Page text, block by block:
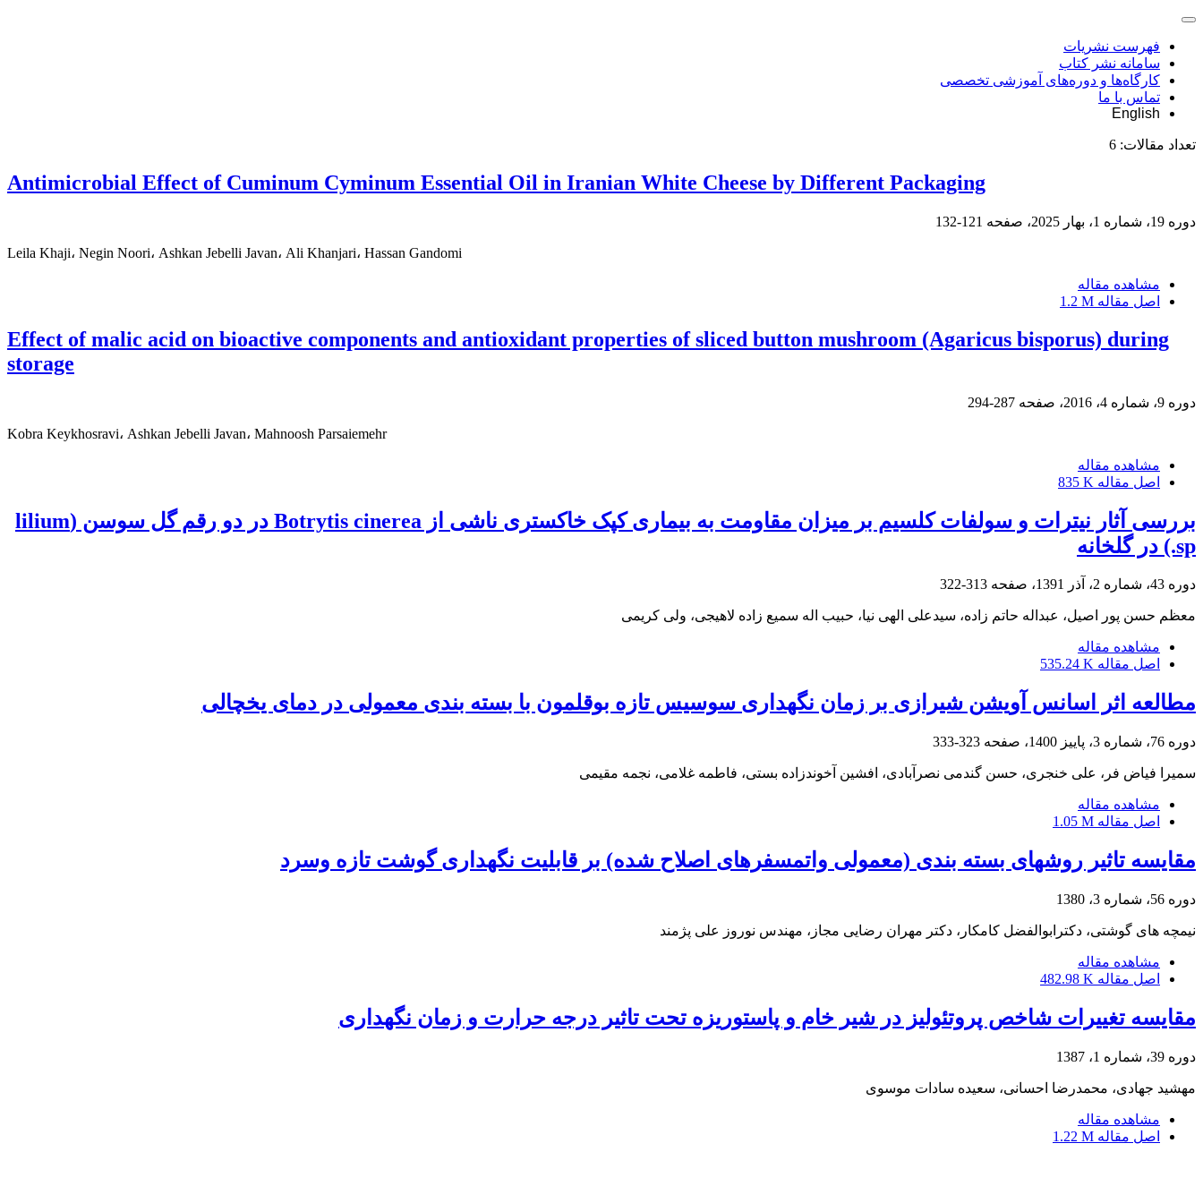
فهرست نشریات
سامانه نشر کتاب
کارگاه‌ها و دوره‌های آموزشی تخصصی
تماس با ما
English
تعداد مقالات: 6
Antimicrobial Effect of Cuminum Cyminum Essential Oil in Iranian White Cheese by Different Packaging
دوره 19، شماره 1، بهار 2025، صفحه 121-132
Leila Khaji، Negin Noori، Ashkan Jebelli Javan، Ali Khanjari، Hassan Gandomi
مشاهده مقاله
اصل مقاله 1.2 M
Effect of malic acid on bioactive components and antioxidant properties of sliced button mushroom (Agaricus bisporus) during
storage
دوره 9، شماره 4، 2016، صفحه 287-294
Kobra Keykhosravi، Ashkan Jebelli Javan، Mahnoosh Parsaiemehr
مشاهده مقاله
اصل مقاله 835 K
بررسی آثار نیترات و سولفات کلسیم بر میزان مقاومت به بیماری کپک خاکستری ناشی از Botrytis cinerea در دو رقم گل سوسن (lilium
sp.) در گلخانه
دوره 43، شماره 2، آذر 1391، صفحه 313-322
معظم حسن پور اصیل، عبداله حاتم زاده، سیدعلی الهی نیا، حبیب اله سمیع زاده لاهیجی، ولی کریمی
مشاهده مقاله
اصل مقاله 535.24 K
مطالعه اثر اسانس آویشن شیرازی بر زمان نگهداری سوسیس تازه بوقلمون با بسته بندی معمولی در دمای یخچالی
دوره 76، شماره 3، پاییز 1400، صفحه 323-333
سمیرا فیاض فر، علی خنجری، حسن گندمی نصرآبادی، افشین آخوندزاده بستی، فاطمه غلامی، نجمه مقیمی
مشاهده مقاله
اصل مقاله 1.05 M
مقایسه تاثیر روشهای بسته بندی (معمولی واتمسفرهای اصلاح شده) بر قابلیت نگهداری گوشت تازه وسرد
دوره 56، شماره 3، 1380
نیمچه های گوشتی، دکترابوالفضل کامکار، دکتر مهران رضایی مجاز، مهندس نوروز علی پژمند
مشاهده مقاله
اصل مقاله 482.98 K
مقایسه تغییرات شاخص پروتئولیز در شیر خام و پاستوریزه تحت تاثیر درجه حرارت و زمان نگهداری
دوره 39، شماره 1، 1387
مهشید جهادی، محمدرضا احسانی، سعیده سادات موسوی
مشاهده مقاله
اصل مقاله 1.22 M